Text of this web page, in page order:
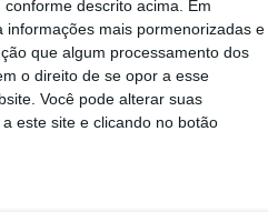
descrito acima. Em
mais pormenorizadas e
que algum processamento dos
o direito de se opor a esse
Você pode alterar suas
este site e clicando no botão
Dois detidos
estupefaciente